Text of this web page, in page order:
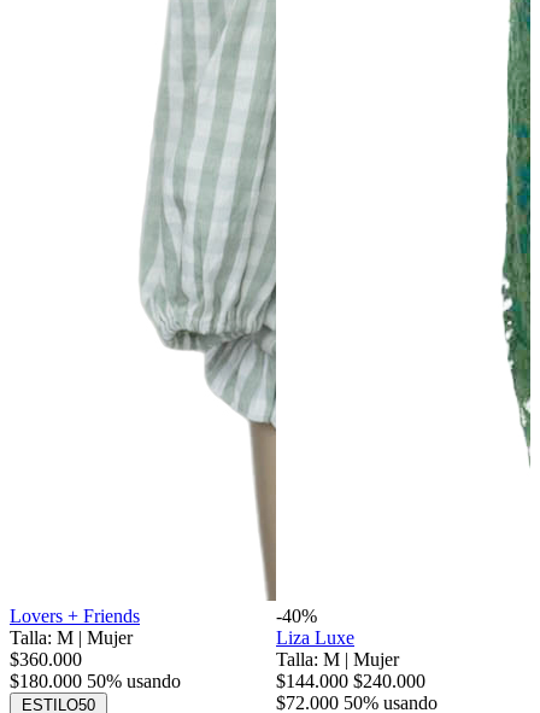
Lovers + Friends
Talla: M | Mujer
$360.000
$180.000 50% usando
ESTILO50
-40%
Liza Luxe
Talla: M | Mujer
$144.000 $240.000
$72.000 50% usando